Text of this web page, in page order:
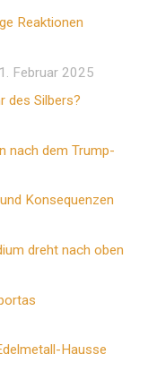
Reaktionen
Februar 2025
des Silbers?
nach dem Trump-
Konsequenzen
dreht nach oben
Hausse